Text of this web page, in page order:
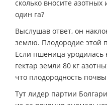
сколько вносите
один га?
Выслушав ответ, он
землю. Плодородие этой
Если пшеница уродилась
гектар земли 80 кг
что плодородность
Тут лидер партии